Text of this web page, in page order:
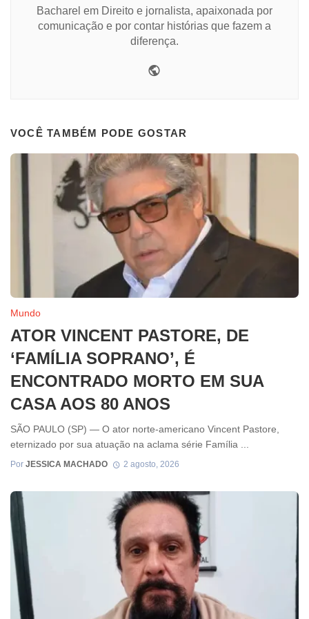
Bacharel em Direito e jornalista, apaixonada por
comunicação e por contar histórias que fazem a
diferença.
VOCÊ TAMBÉM PODE GOSTAR
Mundo
ATOR VINCENT PASTORE, DE
‘FAMÍLIA SOPRANO’, É
ENCONTRADO MORTO EM SUA
CASA AOS 80 ANOS
SÃO PAULO (SP) — O ator norte-americano Vincent Pastore,
eternizado por sua atuação na aclama série Família ...
Por JESSICA MACHADO 2 agosto, 2026